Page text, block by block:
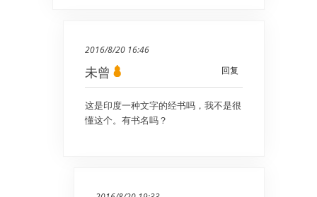
2016/8/20 16:46
回复
未曾
这是印度一种文字的经书吗，我不是很
懂这个。有书名吗？